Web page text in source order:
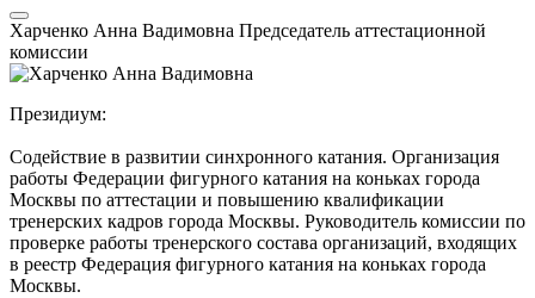
Харченко Анна Вадимовна Председатель аттестационной
комиссии
Президиум:
Содействие в развитии синхронного катания. Организация
работы Федерации фигурного катания на коньках города
Москвы по аттестации и повышению квалификации
тренерских кадров города Москвы. Руководитель комиссии по
проверке работы тренерского состава организаций, входящих
в реестр Федерация фигурного катания на коньках города
Москвы.